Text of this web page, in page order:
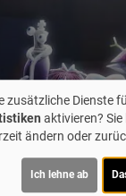
zusätzliche Dienste
aktivieren? Sie
ändern oder
Ich lehne ab